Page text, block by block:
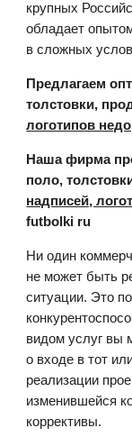
крупных
обладает
в сложных
Предлагаем
толстовки,
логотипов
Наша фирма
поло,
надписей,
futbolki ru
Ни один
не может быть
ситуации. Это
видом услуг вы
о входе в тот
реализации
изменившейся
коррективы.